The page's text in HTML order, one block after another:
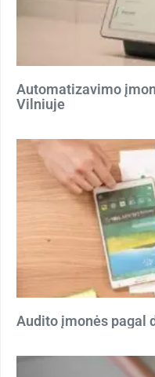
Automatizavimo
Vilniuje
Audito įmonės pagal